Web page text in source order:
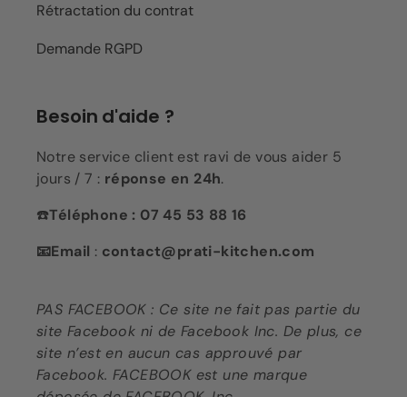
Rétractation du contrat
Demande RGPD
Besoin d'aide ?
Notre service client est ravi de vous aider 5
jours / 7 : réponse en 24h.
☎️Téléphone : 07 45 53 88 16
📧Email : contact@prati-kitchen.com
PAS FACEBOOK : Ce site ne fait pas partie du
site Facebook ni de Facebook Inc. De plus, ce
site n’est en aucun cas approuvé par
Facebook. FACEBOOK est une marque